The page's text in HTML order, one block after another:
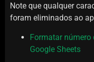
Note que qualquer
foram eliminados ao
Formatar número
Google Sheets